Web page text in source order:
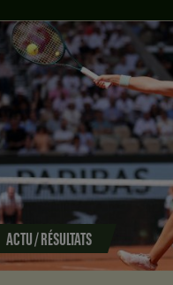
ACTU / RÉSULTATS